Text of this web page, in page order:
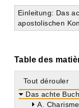
Einleitung: Das
apostolischen
Table des
Tout dérouler
Das achte
A.